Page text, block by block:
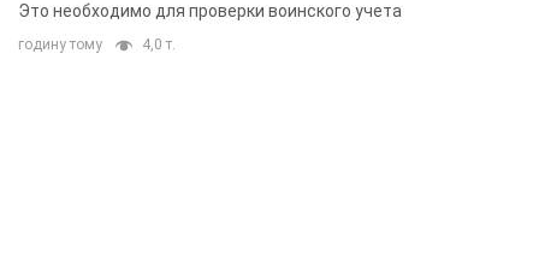
Это необходимо для проверки воинского учета
годину тому 4,0 т.